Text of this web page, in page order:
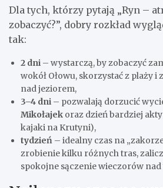
Dla tych, którzy pytają „Ryn –
zobaczyć?”, dobry rozkład
tak:
2 dni – wystarczą, by zobaczyć
wokół Ołowu, skorzystać z plaży i
nad jeziorem,
3–4 dni – pozwalają dorzucić
Mikołajek oraz dzień bardziej
kajaki na Krutyni),
tydzień – idealny czas na
zrobienie kilku różnych tras,
spokojne sączenie wieczorów nad